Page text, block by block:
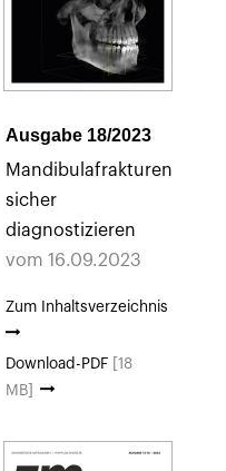
Ausgabe 18/2023
Mandibulafrakturen
sicher
diagnostizieren
vom 16.09.2023
Zum Inhaltsverzeichnis
Download-PDF
[18
MB]